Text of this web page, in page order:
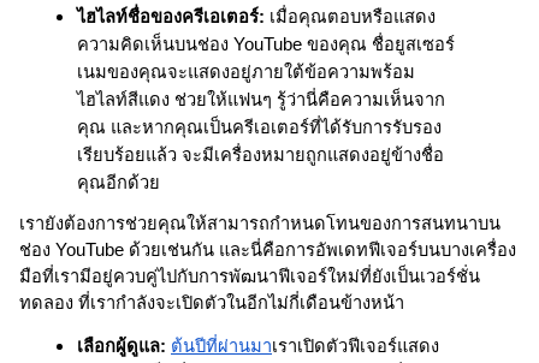
ไฮไลท์ชื่อของครีเอเตอร์: เมื่อคุณตอบหรือแสดง
ความคิดเห็นบนช่อง YouTube ของคุณ ชื่อยูสเซอร์
เนมของคุณจะแสดงอยู่ภายใต้ข้อความพร้อม
ไฮไลท์สีแดง ช่วยให้แฟนๆ รู้ว่านี่คือความเห็นจาก
คุณ และหากคุณเป็นครีเอเตอร์ที่ได้รับการรับรอง
เรียบร้อยแล้ว จะมีเครื่องหมายถูกแสดงอยู่ข้างชื่อ
คุณอีกด้วย
เรายังต้องการช่วยคุณให้สามารถกำหนดโทนของการสนทนาบน
ช่อง YouTube ด้วยเช่นกัน และนี่คือการอัพเดทฟีเจอร์บนบางเครื่อง
มือที่เรามีอยู่ควบคู่ไปกับการพัฒนาฟีเจอร์ใหม่ที่ยังเป็นเวอร์ชั่น
ทดลอง ที่เรากำลังจะเปิดตัวในอีกไม่กี่เดือนข้างหน้า
เลือกผู้ดูแล: ต้นปีที่ผ่านมาเราเปิดตัวฟีเจอร์แสดง